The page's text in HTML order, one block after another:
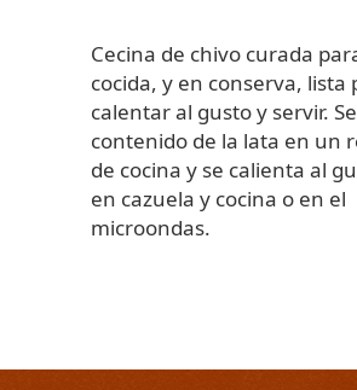
Cecina de chivo curada
cocida, y en conserva, lista
calentar al gusto y servir.
contenido de la lata en un
de cocina y se calienta al
en cazuela y cocina o en el
microondas.